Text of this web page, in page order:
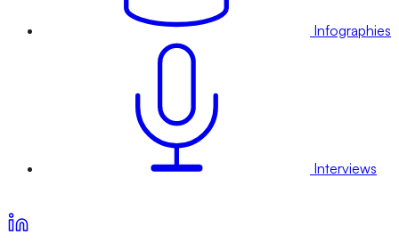
Infographies
Interviews